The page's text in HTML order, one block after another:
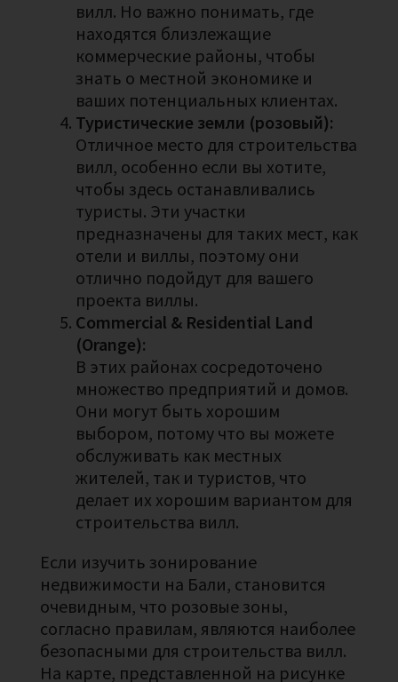
вилл. Но важно понимать, где
находятся близлежащие
коммерческие районы, чтобы
знать о местной экономике и
ваших потенциальных клиентах.
Туристические земли (розовый):
Отличное место для строительства
вилл, особенно если вы хотите,
чтобы здесь останавливались
туристы. Эти участки
предназначены для таких мест, как
отели и виллы, поэтому они
отлично подойдут для вашего
проекта виллы.
Commercial & Residential Land
(Orange):
В этих районах сосредоточено
множество предприятий и домов.
Они могут быть хорошим
выбором, потому что вы можете
обслуживать как местных
жителей, так и туристов, что
делает их хорошим вариантом для
строительства вилл.
Если изучить зонирование
недвижимости на Бали, становится
очевидным, что розовые зоны,
согласно правилам, являются наиболее
безопасными для строительства вилл.
На карте, представленной на рисунке